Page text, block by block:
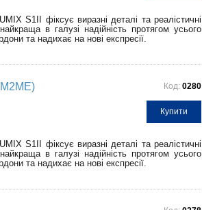
S1II фіксує виразні деталі та реалістичні
в галузі надійність протягом усього
та надихає на нові експресії.
Код: 0280
Купити
S1II фіксує виразні деталі та реалістичні
в галузі надійність протягом усього
та надихає на нові експресії.